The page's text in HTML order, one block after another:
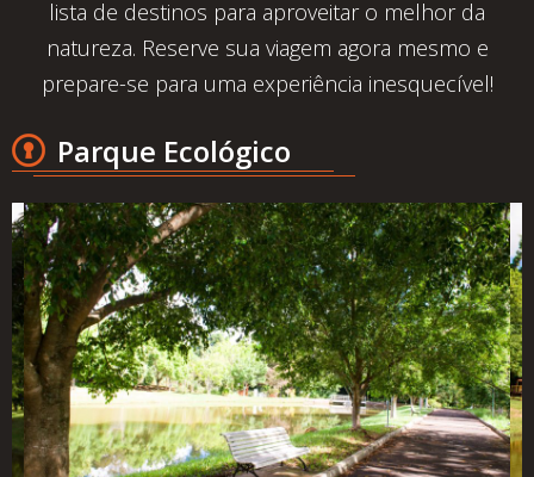
lista de destinos para aproveitar o melhor da
natureza. Reserve sua viagem agora mesmo e
prepare-se para uma experiência inesquecível!
Parque Ecológico